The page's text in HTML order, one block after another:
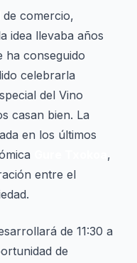
de comercio,
idea llevaba años
ha conseguido
celebrarla
del Vino
casan bien. La
en los últimos
,
entre el
de 11:30 a
de